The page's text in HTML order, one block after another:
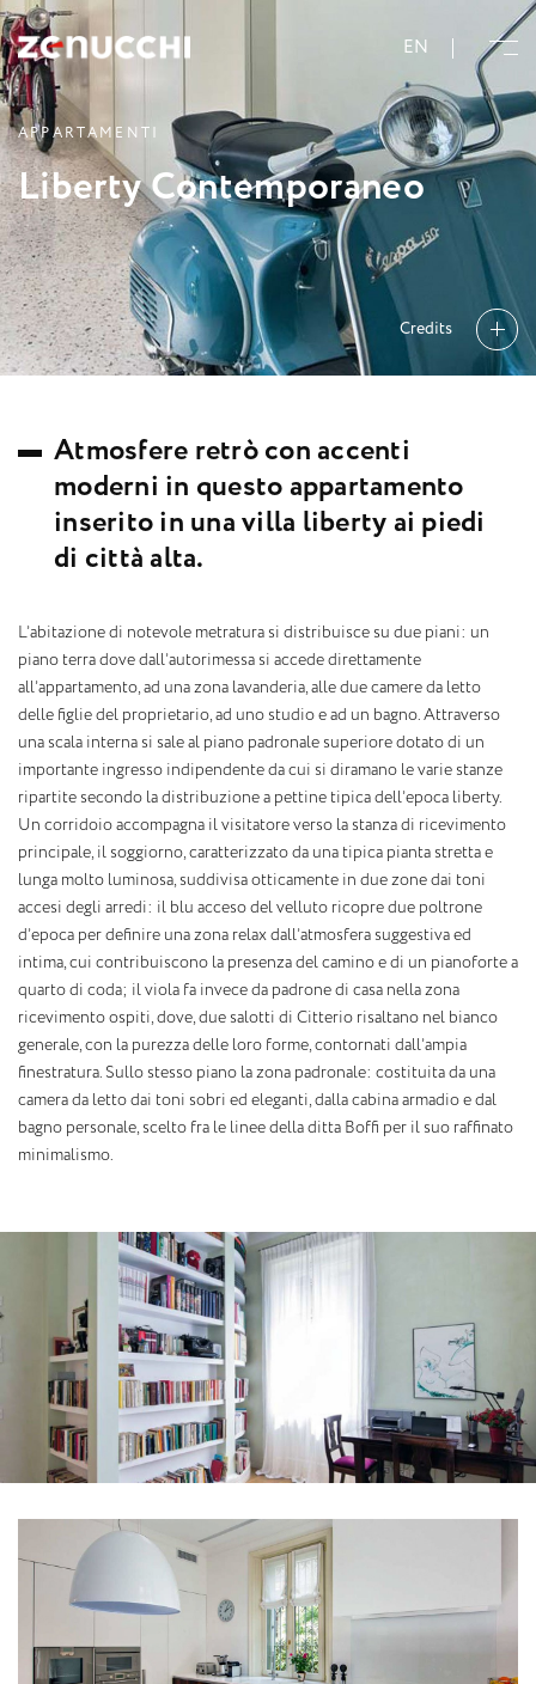
Zenucchi Design Code EN
APPARTAM E N TI
LibertyContemporaneo
Credits
Atmosfere retròconaccenti
moderni in questoappartamento
inseritoin unavilla libertyai piedi
di cittàalta.
L’abitazione di notevole metratura si distribuisce su due piani: un
piano terra dove dall’autorimessa si accede direttamente
all’appartamento, ad una zona lavanderia, alle due camere da letto
delle figlie del proprietario, ad uno studio e ad un bagno. Attraverso
una scala interna si sale al piano padronale superiore dotato di un
importante ingresso indipendente da cui si diramano le varie stanze
ripartite secondo la distribuzione a pettine tipica dell’epoca liberty.
Un corridoio accompagna il visitatore verso la stanza di ricevimento
principale, il soggiorno, caratterizzato da una tipica pianta stretta e
lunga molto luminosa, suddivisa otticamente in due zone dai toni
accesi degli arredi: il blu acceso del velluto ricopre due poltrone
d’epoca per definire una zona relax dall’atmosfera suggestiva ed
intima, cui contribuiscono la presenza del camino e di un pianoforte a
quarto di coda; il viola fa invece da padrone di casa nella zona
ricevimento ospiti, dove, due salotti di Citterio risaltano nel bianco
generale, con la purezza delle loro forme, contornati dall’ampia
finestratura. Sullo stesso piano la zona padronale: costituita da una
camera da letto dai toni sobri ed eleganti, dalla cabina armadio e dal
bagno personale, scelto fra le linee della ditta Boffi per il suo raffinato
minimalismo.